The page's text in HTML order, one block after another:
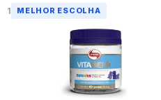
1 MELHOR ESCOLHA